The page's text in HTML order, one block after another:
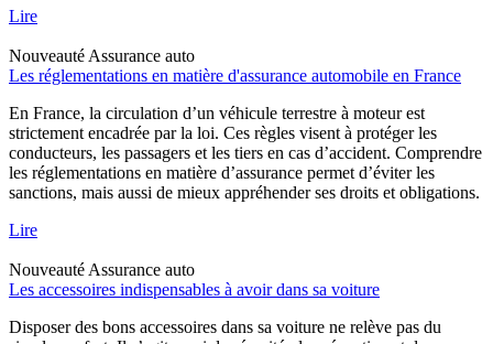
Lire
Nouveauté Assurance auto
Les réglementations en matière d'assurance automobile en France
En France, la circulation d’un véhicule terrestre à moteur est
strictement encadrée par la loi. Ces règles visent à protéger les
conducteurs, les passagers et les tiers en cas d’accident. Comprendre
les réglementations en matière d’assurance permet d’éviter les
sanctions, mais aussi de mieux appréhender ses droits et obligations.
Lire
Nouveauté Assurance auto
Les accessoires indispensables à avoir dans sa voiture
Disposer des bons accessoires dans sa voiture ne relève pas du